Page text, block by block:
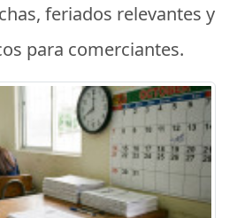
feriados relevantes y
para comerciantes.